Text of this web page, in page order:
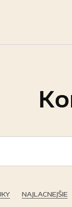
NAJLACNEJŠIE